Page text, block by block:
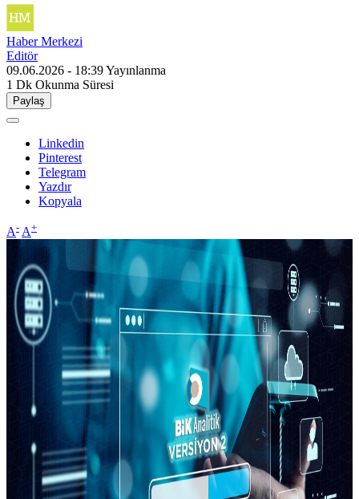
Haber Merkezi
Editör
09.06.2026 - 18:39Yayınlanma
1 Dk Okunma Süresi
Paylaş
Linkedin
Pinterest
Telegram
Yazdır
Kopyala
A- A+